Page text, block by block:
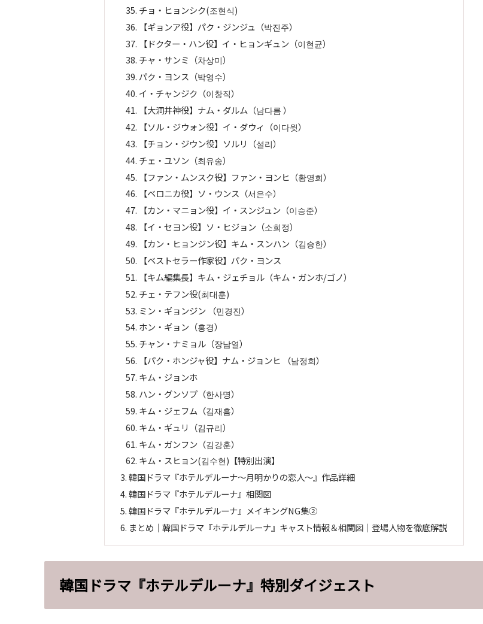
チョ・ヒョンシク(조현식)
【ギョンア役】パク・ジンジュ（박진주）
【ドクター・ハン役】イ・ヒョンギュン（이현균）
チャ・サンミ（차상미）
パク・ヨンス（박영수）
イ・チャンジク（이창직）
【大洞井神役】ナム・ダルム（남다름 ）
【ソル・ジウォン役】イ・ダウィ（이다윗）
【チョン・ジウン役】ソルリ（설리）
チェ・ユソン（최유송）
【ファン・ムンスク役】ファン・ヨンヒ（황영희）
【ベロニカ役】ソ・ウンス（서은수）
【カン・マニョン役】イ・スンジュン（이승준）
【イ・セヨン役】ソ・ヒジョン（소희정）
【カン・ヒョンジン役】キム・スンハン（김승한）
【ベストセラー作家役】パク・ヨンス
【キム編集長】キム・ジェチョル（キム・ガンホ/ゴノ）
チェ・テフン役(최대훈)
ミン・ギョンジン （민경진）
ホン・ギョン（홍경）
チャン・ナミョル（장남열）
【パク・ホンジャ役】ナム・ジョンヒ （남정희）
キム・ジョンホ
ハン・グンソプ（한사명）
キム・ジェフム（김재흠）
キム・ギュリ（김규리）
キム・ガンフン（김강훈）
キム・スヒョン(김수현)【特別出演】
韓国ドラマ『ホテルデルーナ～月明かりの恋人～』作品詳細
韓国ドラマ『ホテルデルーナ』相関図
韓国ドラマ『ホテルデルーナ』メイキングNG集②
まとめ｜韓国ドラマ『ホテルデルーナ』キャスト情報＆相関図｜登場人物を徹底解説
韓国ドラマ『ホテルデルーナ』特別ダイジェスト